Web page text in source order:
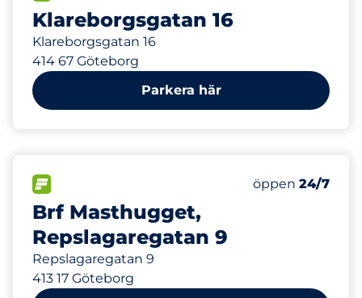
Klareborgsgatan 16
Klareborgsgatan 16
414 67 Göteborg
Parkera här
Brf Masthugget,
Repslagaregatan 9
Repslagaregatan 9
413 17 Göteborg
Antal
Totalt antal
Lördag
öppen 24/7
445 m